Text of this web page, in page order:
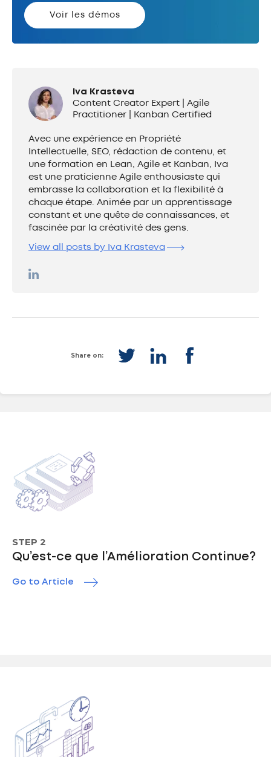
Voir les démos
Iva Krasteva
Content Creator Expert | Agile
Practitioner | Kanban Certified
Avec une expérience en Propriété
Intellectuelle, SEO, rédaction de contenu, et
une formation en Lean, Agile et Kanban, Iva
est une praticienne Agile enthousiaste qui
embrasse la collaboration et la flexibilité à
chaque étape. Animée par un apprentissage
constant et une quête de connaissances, et
fascinée par la créativité des gens.
View all posts by Iva Krasteva
Share on:
STEP 2
Qu’est-ce que l’Amélioration Continue?
Go to Article